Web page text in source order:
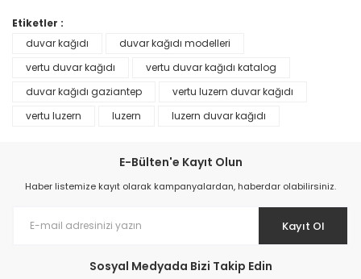
Prime ArtDECO Duvar Kağıdı Tutkalı 500 gr
Etiketler :
duvar kağıdı
duvar kağıdı modelleri
vertu duvar kağıdı
vertu duvar kağıdı katalog
duvar kağıdı gaziantep
vertu luzern duvar kağıdı
vertu luzern
luzern luzern duvar kağıdı
E-Bülten'e Kayıt Olun
Haber listemize kayıt olarak kampanyalardan, haberdar olabilirsiniz.
Kayıt Ol
Sosyal Medyada Bizi Takip Edin